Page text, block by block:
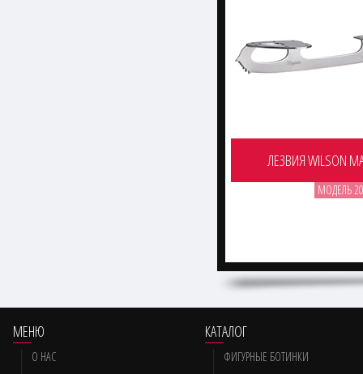
ЛЕЗВИЯ WILSON
МОДЕЛЬ
МЕНЮ
О НАС
КАТАЛОГ
ФИГУРНЫЕ БОТИНКИ